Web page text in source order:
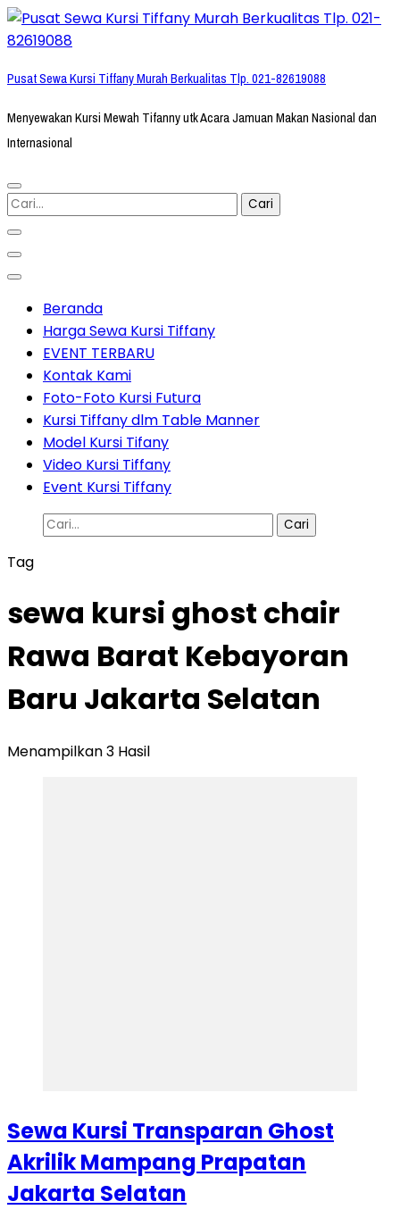
Lompat
ke
(Tekan
Pusat Sewa Kursi Tiffany Murah Berkualitas Tlp. 021-82619088
Menyewakan Kursi Mewah Tifanny utk Acara Jamuan Makan Nasional dan
Internasional
Cari
untuk:
Beranda
Harga Sewa Kursi Tiffany
EVENT TERBARU
Kontak Kami
Foto-Foto Kursi Futura
Kursi Tiffany dlm Table Manner
Model Kursi Tifany
Video Kursi Tiffany
Event Kursi Tiffany
Cari
Tag
sewa kursi ghost chair
Rawa Barat Kebayoran
Baru Jakarta Selatan
Menampilkan 3 Hasil
Sewa Kursi Transparan Ghost
Akrilik Mampang Prapatan
Jakarta Selatan